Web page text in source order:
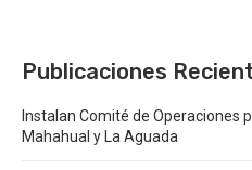
Publicaciones
Instalan Comité de Operaciones
Mahahual y La Aguada